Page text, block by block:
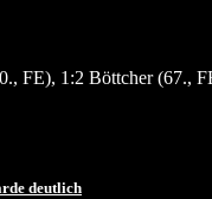
FE), 1:2 Böttcher (67.,
deutlich